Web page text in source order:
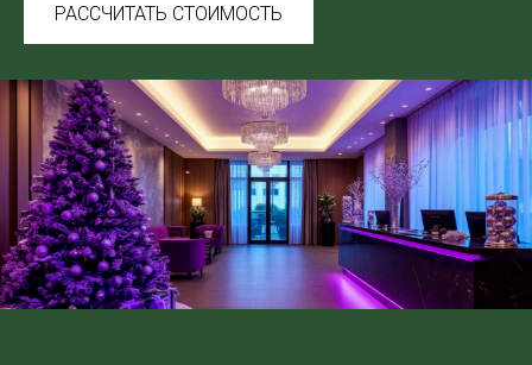
РАССЧИТАТЬ СТОИМОСТЬ